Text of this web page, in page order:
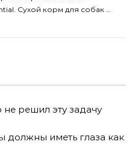
Сухой корм для собак …
не решил эту задачу
должны иметь глаза как